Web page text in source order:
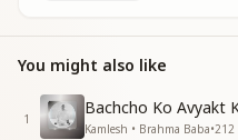
तुम्हे भूलनेकी भूल कैसी
तुझे पाने की चाहत में मै दुनिया को
भला खुशियों से अचल थी
अलौकिक सुख भी पाया था
You might also like
1
Bachcho Ko Avyakt
Kamlesh • Brahma Baba•212